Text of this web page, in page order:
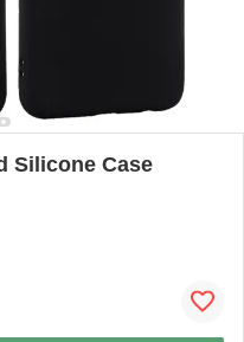
Silicone Case